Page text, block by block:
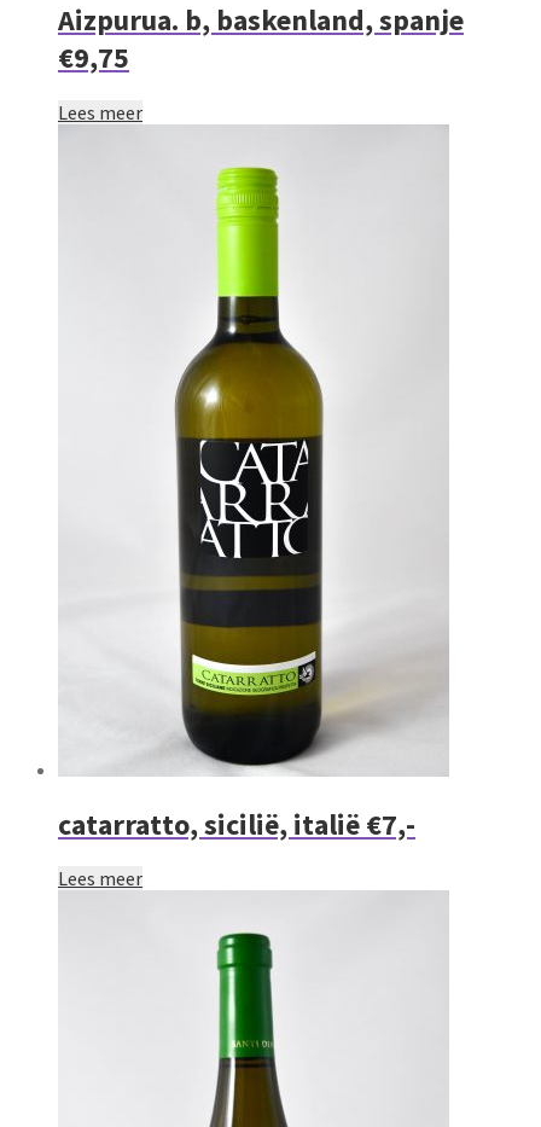
Aizpurua. b, baskenland, spanje
€9,75
Lees meer
catarratto, sicilië, italië €7,-
Lees meer